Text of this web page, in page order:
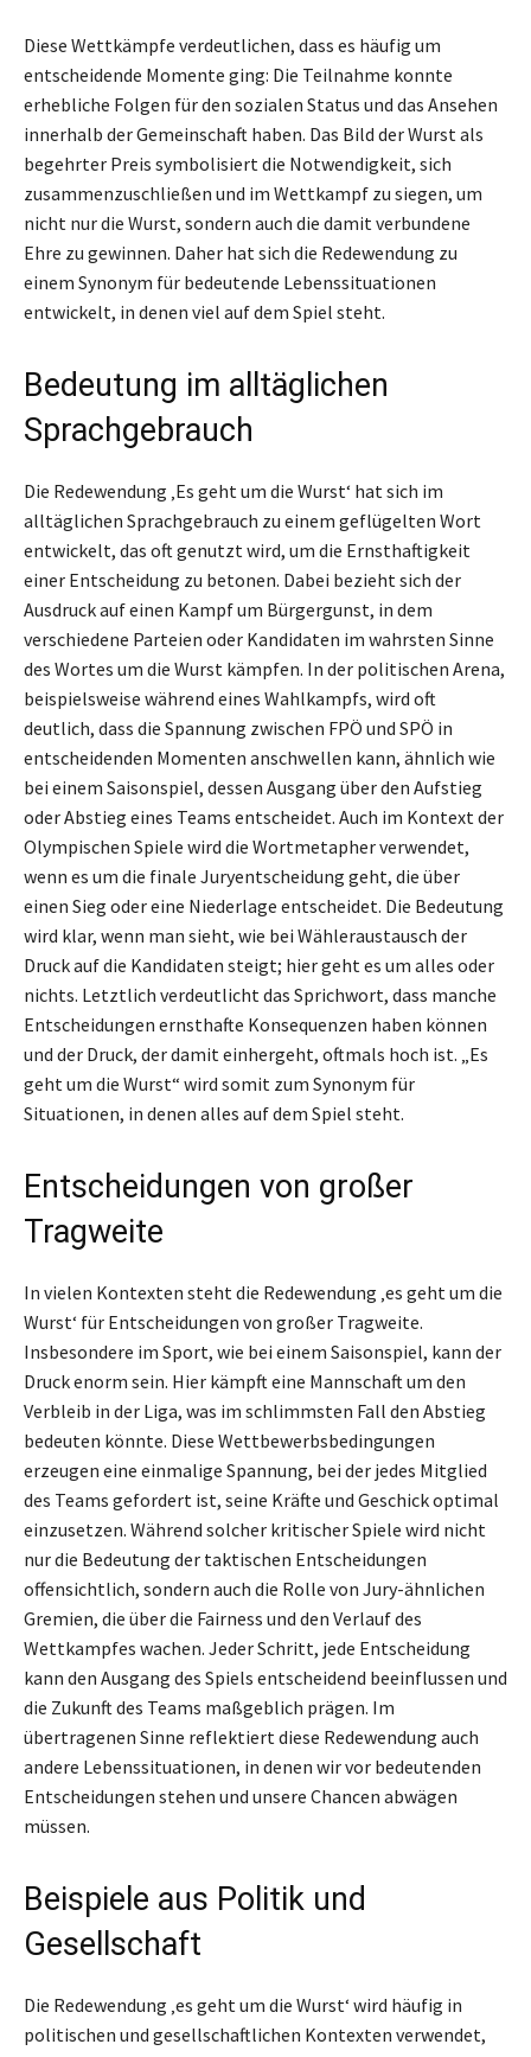
Diese Wettkämpfe verdeutlichen, dass es häufig um
entscheidende Momente ging: Die Teilnahme konnte
erhebliche Folgen für den sozialen Status und das Ansehen
innerhalb der Gemeinschaft haben. Das Bild der Wurst als
begehrter Preis symbolisiert die Notwendigkeit, sich
zusammenzuschließen und im Wettkampf zu siegen, um
nicht nur die Wurst, sondern auch die damit verbundene
Ehre zu gewinnen. Daher hat sich die Redewendung zu
einem Synonym für bedeutende Lebenssituationen
entwickelt, in denen viel auf dem Spiel steht.
Bedeutung im alltäglichen
Sprachgebrauch
Die Redewendung ‚Es geht um die Wurst‘ hat sich im
alltäglichen Sprachgebrauch zu einem geflügelten Wort
entwickelt, das oft genutzt wird, um die Ernsthaftigkeit
einer Entscheidung zu betonen. Dabei bezieht sich der
Ausdruck auf einen Kampf um Bürgergunst, in dem
verschiedene Parteien oder Kandidaten im wahrsten Sinne
des Wortes um die Wurst kämpfen. In der politischen Arena,
beispielsweise während eines Wahlkampfs, wird oft
deutlich, dass die Spannung zwischen FPÖ und SPÖ in
entscheidenden Momenten anschwellen kann, ähnlich wie
bei einem Saisonspiel, dessen Ausgang über den Aufstieg
oder Abstieg eines Teams entscheidet. Auch im Kontext der
Olympischen Spiele wird die Wortmetapher verwendet,
wenn es um die finale Juryentscheidung geht, die über
einen Sieg oder eine Niederlage entscheidet. Die Bedeutung
wird klar, wenn man sieht, wie bei Wähleraustausch der
Druck auf die Kandidaten steigt; hier geht es um alles oder
nichts. Letztlich verdeutlicht das Sprichwort, dass manche
Entscheidungen ernsthafte Konsequenzen haben können
und der Druck, der damit einhergeht, oftmals hoch ist. „Es
geht um die Wurst“ wird somit zum Synonym für
Situationen, in denen alles auf dem Spiel steht.
Entscheidungen von großer
Tragweite
In vielen Kontexten steht die Redewendung ‚es geht um die
Wurst‘ für Entscheidungen von großer Tragweite.
Insbesondere im Sport, wie bei einem Saisonspiel, kann der
Druck enorm sein. Hier kämpft eine Mannschaft um den
Verbleib in der Liga, was im schlimmsten Fall den Abstieg
bedeuten könnte. Diese Wettbewerbsbedingungen
erzeugen eine einmalige Spannung, bei der jedes Mitglied
des Teams gefordert ist, seine Kräfte und Geschick optimal
einzusetzen. Während solcher kritischer Spiele wird nicht
nur die Bedeutung der taktischen Entscheidungen
offensichtlich, sondern auch die Rolle von Jury-ähnlichen
Gremien, die über die Fairness und den Verlauf des
Wettkampfes wachen. Jeder Schritt, jede Entscheidung
kann den Ausgang des Spiels entscheidend beeinflussen und
die Zukunft des Teams maßgeblich prägen. Im
übertragenen Sinne reflektiert diese Redewendung auch
andere Lebenssituationen, in denen wir vor bedeutenden
Entscheidungen stehen und unsere Chancen abwägen
müssen.
Beispiele aus Politik und
Gesellschaft
Die Redewendung ‚es geht um die Wurst‘ wird häufig in
politischen und gesellschaftlichen Kontexten verwendet,